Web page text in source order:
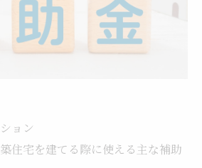
ョン
住宅を建てる際に使える主な補助